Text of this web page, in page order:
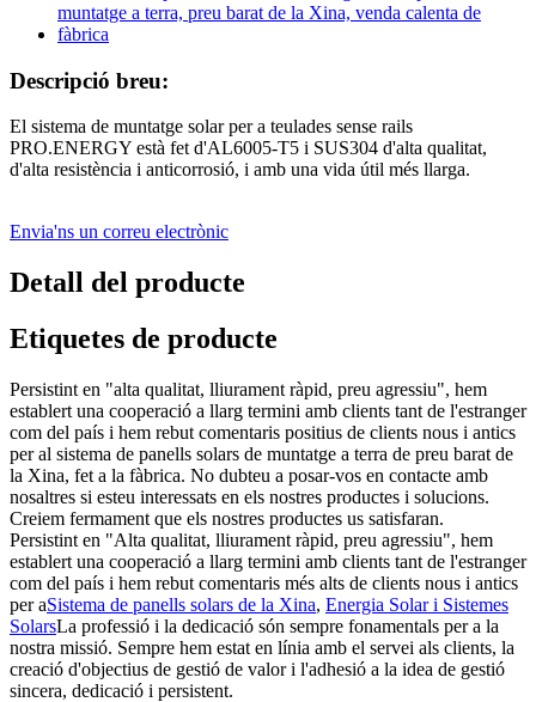
Descripció breu:
El sistema de muntatge solar per a teulades sense rails
PRO.ENERGY està fet d'AL6005-T5 i SUS304 d'alta qualitat,
d'alta resistència i anticorrosió, i amb una vida útil més llarga.
Envia'ns un correu electrònic
Detall del producte
Etiquetes de producte
Persistint en "alta qualitat, lliurament ràpid, preu agressiu", hem
establert una cooperació a llarg termini amb clients tant de l'estranger
com del país i hem rebut comentaris positius de clients nous i antics
per al sistema de panells solars de muntatge a terra de preu barat de
la Xina, fet a la fàbrica. No dubteu a posar-vos en contacte amb
nosaltres si esteu interessats en els nostres productes i solucions.
Creiem fermament que els nostres productes us satisfaran.
Persistint en "Alta qualitat, lliurament ràpid, preu agressiu", hem
establert una cooperació a llarg termini amb clients tant de l'estranger
com del país i hem rebut comentaris més alts de clients nous i antics
per aSistema de panells solars de la Xina, Energia Solar i Sistemes
SolarsLa professió i la dedicació són sempre fonamentals per a la
nostra missió. Sempre hem estat en línia amb el servei als clients, la
creació d'objectius de gestió de valor i l'adhesió a la idea de gestió
sincera, dedicació i persistent.